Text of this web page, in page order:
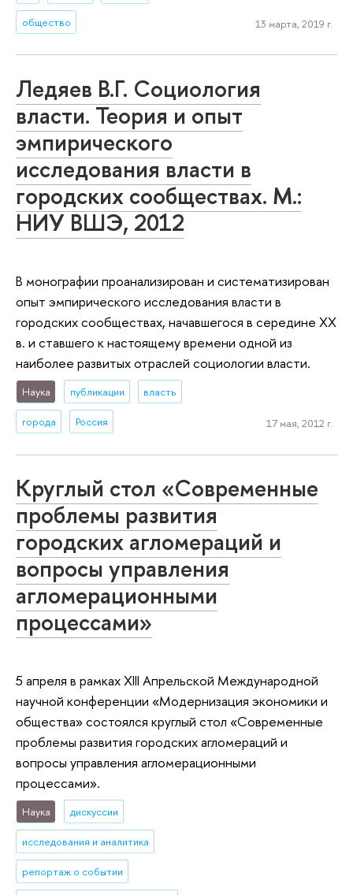
общество 13 марта, 2019 г.
Ледяев В.Г. Социология
власти. Теория и опыт
эмпирического
исследования власти в
городских сообществах. М.:
НИУ ВШЭ, 2012
В монографии проанализирован и систематизирован
опыт эмпирического исследования власти в
городских сообществах, начавшегося в середине ХХ
в. и ставшего к настоящему времени одной из
наиболее развитых отраслей социологии власти.
Наука публикации власть
города Россия 17 мая, 2012 г.
Круглый стол «Современные
проблемы развития
городских агломераций и
вопросы управления
агломерационными
процессами»
5 апреля в рамках XIII Апрельской Международной
научной конференции «Модернизация экономики и
общества» состоялся круглый стол «Современные
проблемы развития городских агломераций и
вопросы управления агломерационными
процессами».
Наука дискуссии
исследования и аналитика
репортаж о событии